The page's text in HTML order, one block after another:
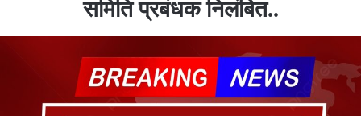
समिति प्रबंधक निलंबित..